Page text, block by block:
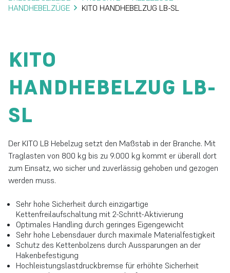
HANDHEBELZÜGE
KITO HANDHEBELZUG LB-SL
KITO
HANDHEBELZUG LB-
SL
Der KITO LB Hebelzug setzt den Maßstab in der Branche. Mit
Traglasten von 800 kg bis zu 9.000 kg kommt er überall dort
zum Einsatz, wo sicher und zuverlässig gehoben und gezogen
werden muss.
Sehr hohe Sicherheit durch einzigartige
Kettenfreilaufschaltung mit 2-Schritt-Aktivierung
Optimales Handling durch geringes Eigengewicht
Sehr hohe Lebensdauer durch maximale Materialfestigkeit
Schutz des Kettenbolzens durch Aussparungen an der
Hakenbefestigung
Hochleistungslastdruckbremse für erhöhte Sicherheit